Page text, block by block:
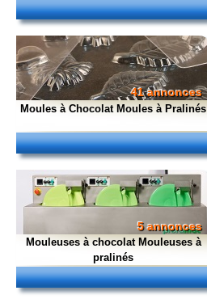
41 annonces
Moules à Chocolat Moules à Pralinés
5 annonces
Mouleuses à chocolat Mouleuses à
pralinés